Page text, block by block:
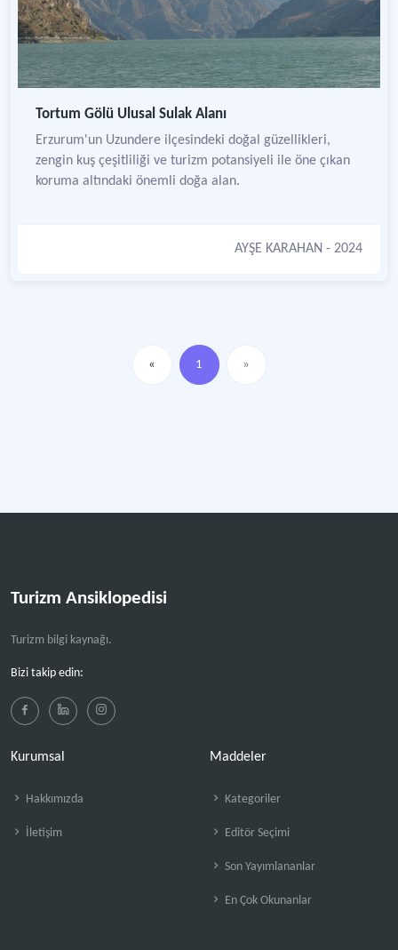
Tortum Gölü Ulusal Sulak Alanı
Erzurum'un Uzundere ilçesindeki doğal güzellikleri,
zengin kuş çeşitliliği ve turizm potansiyeli ile öne çıkan
koruma altındaki önemli doğa alan.
AYŞE KARAHAN - 2024
« 1 »
Turizm Ansiklopedisi
Turizm bilgi kaynağı.
Bizi takip edin:
Kurumsal
Hakkımızda
İletişim
Maddeler
Kategoriler
Editör Seçimi
Son Yayımlananlar
En Çok Okunanlar